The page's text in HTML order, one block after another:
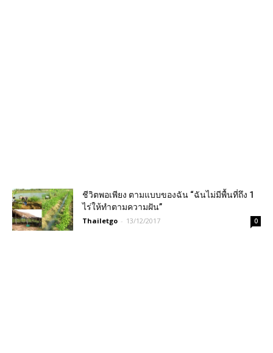
ชีวิตพอเพียง ตามแบบของฉัน “ฉันไม่มีพื้นที่ถึง 1
ไร่ให้ทำตามความฝัน”
Thailetgo - 13/12/2017 0